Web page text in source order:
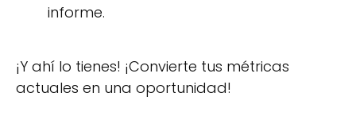
informe.
¡Y ahí lo tienes! ¡Convierte tus métricas
actuales en una oportunidad!